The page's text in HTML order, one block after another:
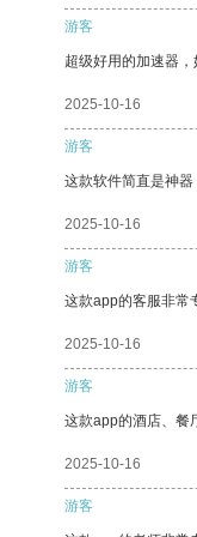
游客
超级好用的加速器
2025-10-16
游客
这款软件简直是神器
2025-10-16
游客
这款app的客服非常
2025-10-16
游客
这款app的酒店、餐
2025-10-16
游客